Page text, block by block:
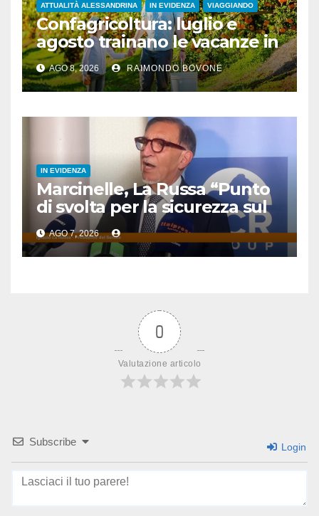
ATTUALITÀ ALESSANDRINA IN EVIDENZA VIAGGIANDO
Confagricoltura: luglio e
agosto trainano le vacanze in
campagna, settembre
promette bene
AGO 8, 2026 RAIMONDO BOVONE
IN EVIDENZA
Marcinelle, La Russa “Punto
di svolta per la sicurezza sul
lavoro”
AGO 7, 2026
0
Valutazione articolo
Subscribe Login